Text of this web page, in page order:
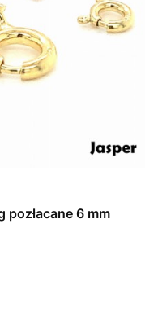
pozłacane 6 mm